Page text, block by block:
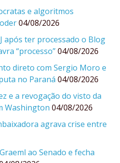
e algoritmos
04/08/2026
após ter processado o Blog
“processo” 04/08/2026
direto com Sergio Moro e
no Paraná 04/08/2026
e a revogação do visto da
Washington 04/08/2026
agrava crise entre
ao Senado e fecha